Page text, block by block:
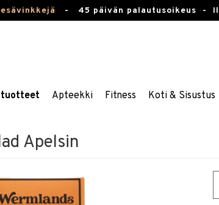
- 45 päivän palautusoikeus -
Apteekki Fitness Koti & Sisustus
Apelsin